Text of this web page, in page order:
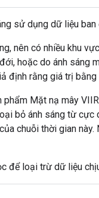
sử dụng dữ liệu
nên có nhiều khu
hoặc do ánh
định rằng giá trị
Mặt nạ mây
bỏ ánh sáng từ cực
chuỗi thời gian
để loại trừ dữ liệu